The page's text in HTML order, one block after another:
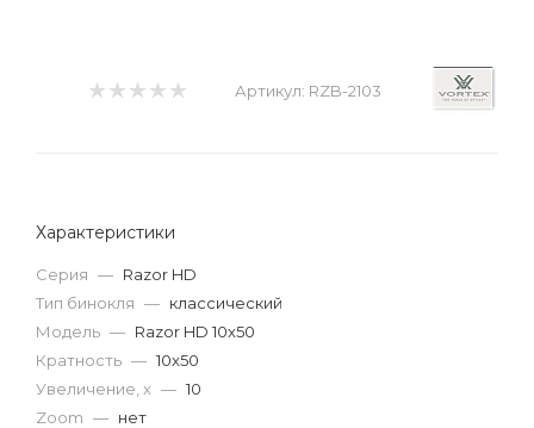
Артикул: RZB-2103
Характеристики
Серия — Razor HD
Тип бинокля — классический
Модель — Razor HD 10x50
Кратность — 10x50
Увеличение, x — 10
Zoom — нет